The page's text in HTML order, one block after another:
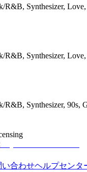
R&B, Synthesizer,
R&B, Synthesizer,
R&B, Synthesizer, 90s,
い合わせヘルプセンタ